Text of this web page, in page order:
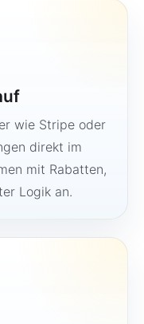
wie Stripe oder
direkt im
mit Rabatten,
Logik an.